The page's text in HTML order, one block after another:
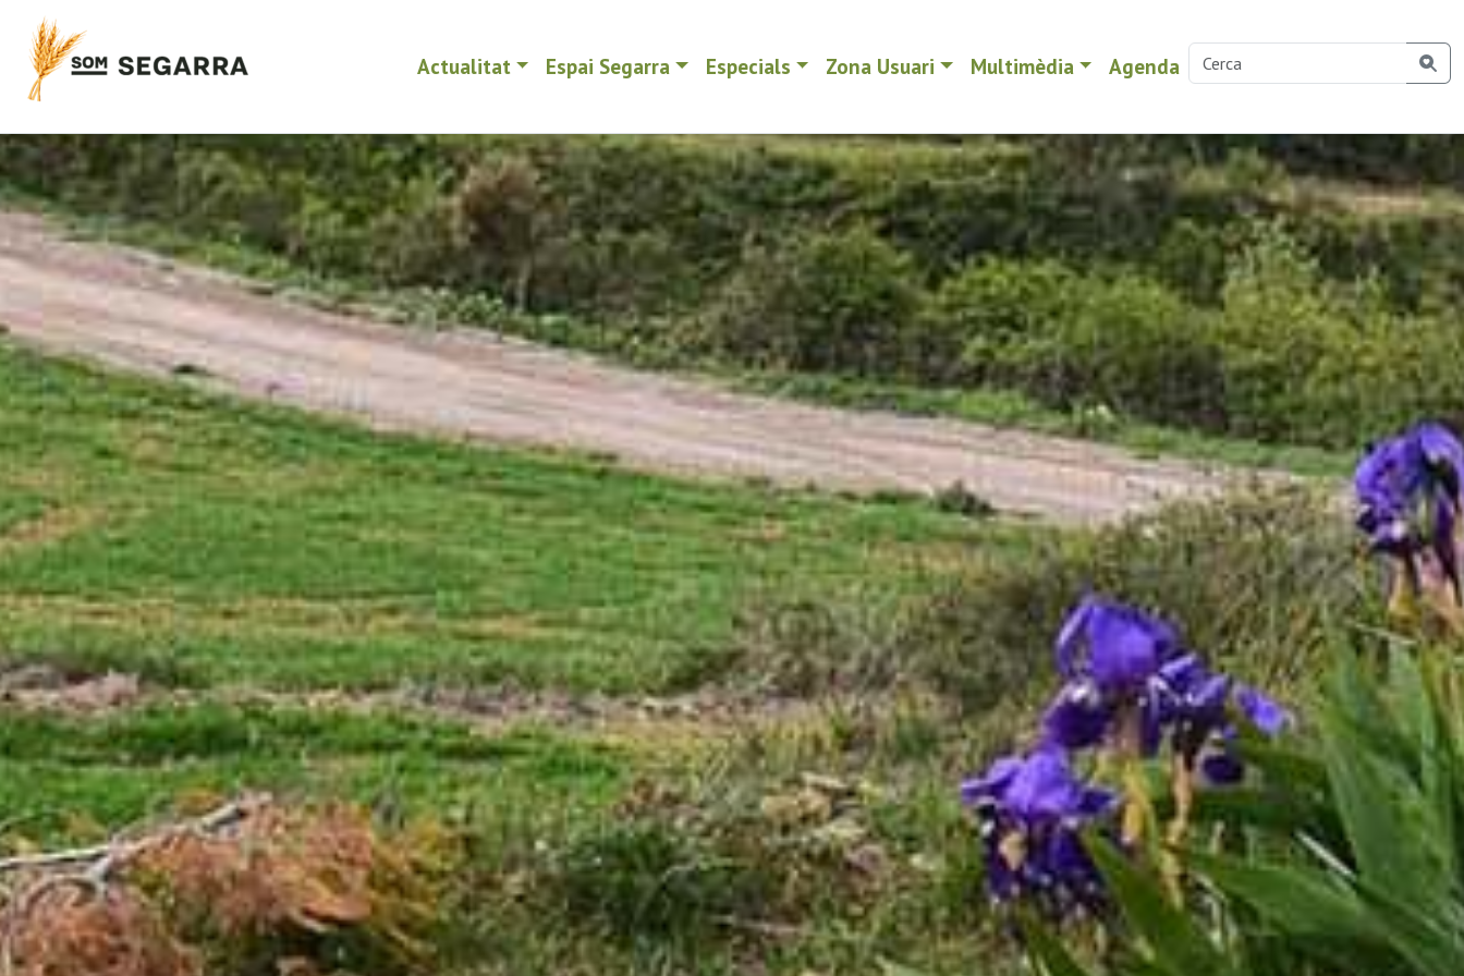
Actualitat Espai Segarra Especials Zona Usuari Multimèdia Agenda